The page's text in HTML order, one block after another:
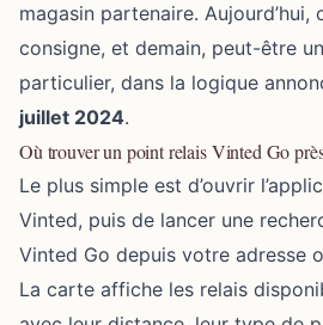
magasin partenaire. Aujourd’hui,
consigne, et demain, peut-être
particulier, dans la logique
juillet 2024.
Où trouver un point relais Vinted Go
Le plus simple est d’ouvrir
Vinted, puis de lancer une
Vinted Go depuis votre adresse
La carte affiche les relais